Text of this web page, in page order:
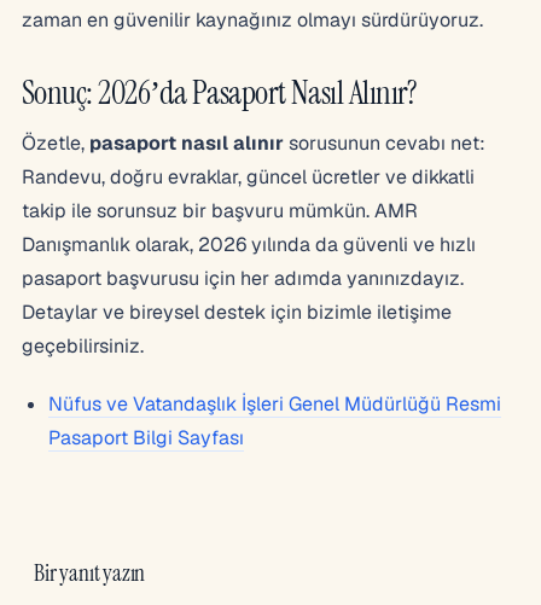
zaman en güvenilir kaynağınız olmayı sürdürüyoruz.
Sonuç: 2026’da Pasaport Nasıl Alınır?
Özetle, pasaport nasıl alınırsorusunun cevabı net:
Randevu, doğru evraklar, güncel ücretler ve dikkatli
takip ile sorunsuz bir başvuru mümkün. AMR
Danışmanlık olarak, 2026 yılında da güvenli ve hızlı
pasaport başvurusu için her adımda yanınızdayız.
Detaylar ve bireysel destek için bizimle iletişime
geçebilirsiniz.
Nüfus ve Vatandaşlık İşleri Genel Müdürlüğü Resmi
Pasaport Bilgi Sayfası
Bir yanıt yazın